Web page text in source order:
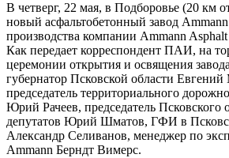
В четверг, 22 мая, в Подборовье (20 км
новый асфальтобетонный завод
производства компании Ammann
Как передает корреспондент ПАИ, на
церемонии открытия и освящения
губернатор Псковской области
председатель территориального
Юрий Рачеев, председатель Псковского
депутатов Юрий Шматов, ГФИ в
Александр Селиванов, менеджер по
Ammann Берндт Вимерс.